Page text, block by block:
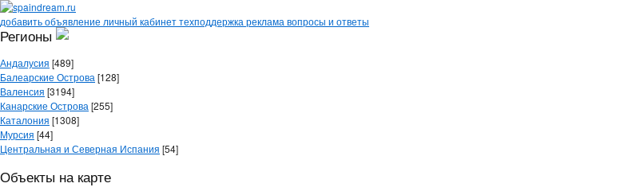
добавить объявление личный кабинеттехподдержка реклама вопросы и ответы
Регионы
Андалусия [489]
Балеарские Острова [128]
Валенсия [3194]
Канарские Острова [255]
Каталония [1308]
Мурсия [44]
Центральная и Северная Испания [54]
Объекты на карте